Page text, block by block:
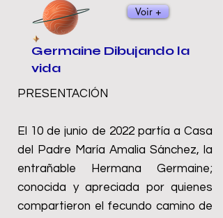
Voir +
Germaine Dibujando la
vida
PRESENTACIÓN
El 10 de junio de 2022 partía a Casa
del Padre María Amalia Sánchez, la
entrañable Hermana Germaine;
conocida y apreciada por quienes
compartieron el fecundo camino de